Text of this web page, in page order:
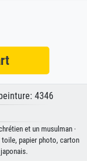
4346
et un musulman ·
toile, papier photo, carton